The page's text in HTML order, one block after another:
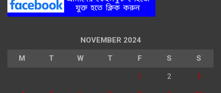
NOVEMBER 2024
M T W T F S S
1 2 3